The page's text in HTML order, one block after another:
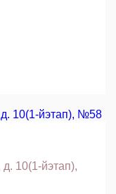
10(1-йэтап),